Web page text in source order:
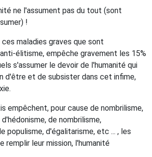
ne l'assument pas du tout (sont
!
maladies graves que sont
élitisme, empêche gravement les 15%
s'assumer le devoir de l'humanité qui
d'être et de subsister dans cet infime,
empêchent, pour cause de nombrilisme,
de nombrilisme,
populisme, d'égalitarisme, etc ... , les
remplir leur mission, l'humanité